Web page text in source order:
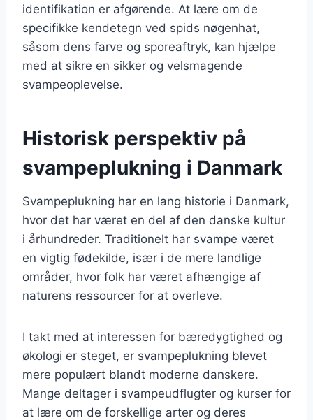
identifikation er afgørende. At lære om de
specifikke kendetegn ved spids nøgenhat,
såsom dens farve og sporeaftryk, kan hjælpe
med at sikre en sikker og velsmagende
svampeoplevelse.
Historisk perspektiv på
svampeplukning i Danmark
Svampeplukning har en lang historie i Danmark,
hvor det har været en del af den danske kultur
i århundreder. Traditionelt har svampe været
en vigtig fødekilde, især i de mere landlige
områder, hvor folk har været afhængige af
naturens ressourcer for at overleve.
I takt med at interessen for bæredygtighed og
økologi er steget, er svampeplukning blevet
mere populært blandt moderne danskere.
Mange deltager i svampeudflugter og kurser for
at lære om de forskellige arter og deres